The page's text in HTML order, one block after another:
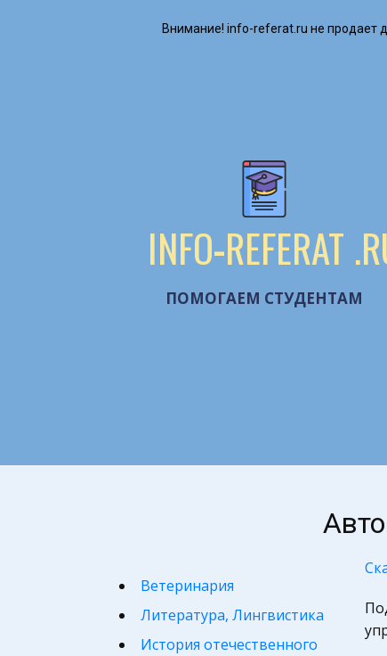
Внимание! ​info-referat.ru не продает
INFO-REFERAT
ПОМОГАЕМ СТУДЕНТАМ
Ветеринария
Литература, Лингвистика
История отечественного